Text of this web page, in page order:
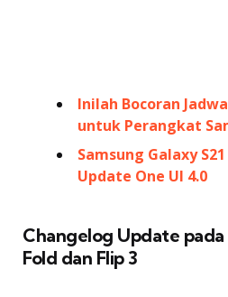
Inilah Bocoran
untuk Perangkat
Samsung Galaxy
Update One UI 4.0
Changelog Update
Fold dan Flip 3